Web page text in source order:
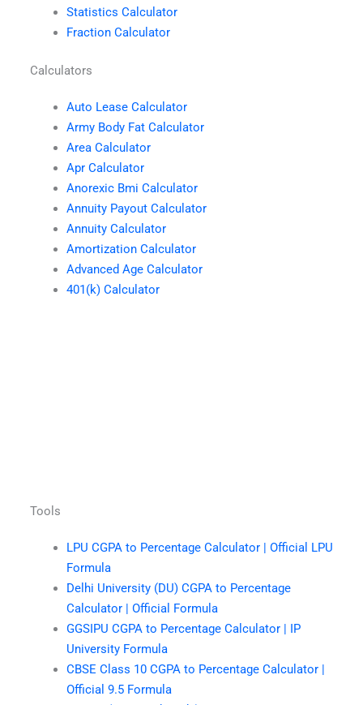
Statistics Calculator
Fraction Calculator
Calculators
Auto Lease Calculator
Army Body Fat Calculator
Area Calculator
Apr Calculator
Anorexic Bmi Calculator
Annuity Payout Calculator
Annuity Calculator
Amortization Calculator
Advanced Age Calculator
401(k) Calculator
Tools
LPU CGPA to Percentage Calculator | Official LPU
Formula
Delhi University (DU) CGPA to Percentage
Calculator | Official Formula
GGSIPU CGPA to Percentage Calculator | IP
University Formula
CBSE Class 10 CGPA to Percentage Calculator |
Official 9.5 Formula